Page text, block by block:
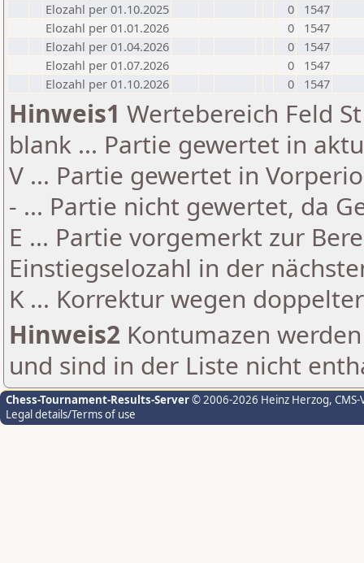
Elozahl per 01.10.2025
0
1547
Elozahl per 01.01.2026
0
1547
Elozahl per 01.04.2026
0
1547
Elozahl per 01.07.2026
0
1547
Elozahl per 01.10.2026
0 1547
Hinweis1 Wertebereich Feld
blank ... Partie gewertet in
V ... Partie gewertet in
- ... Partie nicht gewertet, da
E ... Partie vorgemerkt zur
Einstiegselozahl in der
K ... Korrektur wegen
Hinweis2 Kontumazen
und sind in der Liste nicht
Chess-Tournament-Results-Server© 2006-2026 Heinz Herzog,
Legal details/Terms of use